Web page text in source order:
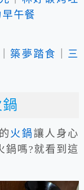
午餐
築夢踏食
三
火鍋讓人身心
鍋嗎?就看到這